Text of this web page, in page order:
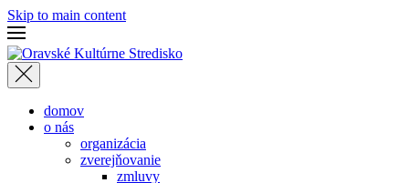
Skip to main content
domov
o nás
organizácia
zverejňovanie
zmluvy